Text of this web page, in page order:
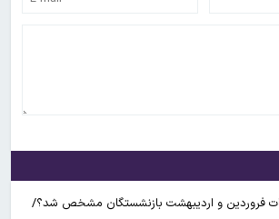
فروردین و اردیبهشت بازنشستگان مشخص شد؟/